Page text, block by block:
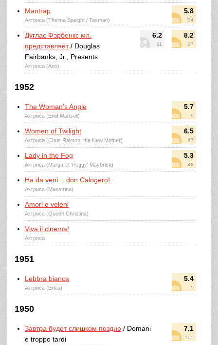
5.8
34
Mantrap
Актриса (Thelma Speight / Tasman)
6.2
11
8.2
37
Дуглас Фэрбенкс мл.
представляет/ Douglas
Fairbanks, Jr., Presents
Актриса (Ann)
1952
5.7
9
The Woman's Angle
Актриса (Enid Mansell)
6.5
47
Women of Twilight
Актриса (Chris Ralston, the New Mother)
5.3
48
Lady in the Fog
Актриса (Margaret 'Peggy' Maybrick)
Ha da venì... don Calogero!
Актриса (Maestrina)
Amori e veleni
Актриса (Queen Christina)
Viva il cinema!
Актриса
1951
5.4
5
Lebbra bianca
Актриса (Erika)
1950
7.1
105
Завтра будет слишком поздно / Domani
è troppo tardi